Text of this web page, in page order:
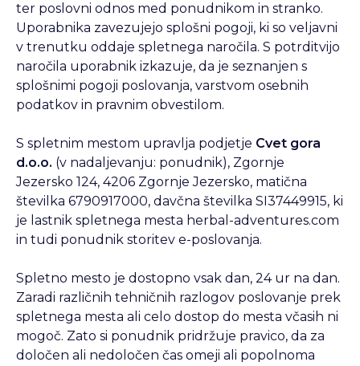
ter poslovni odnos med ponudnikom in stranko.
Uporabnika zavezujejo splošni pogoji, ki so veljavni
v trenutku oddaje spletnega naročila. S potrditvijo
naročila uporabnik izkazuje, da je seznanjen s
splošnimi pogoji poslovanja, varstvom osebnih
podatkov in pravnim obvestilom.
S spletnim mestom upravlja podjetje Cvet gora
d.o.o. (v nadaljevanju: ponudnik), Zgornje
Jezersko 124, 4206 Zgornje Jezersko, matična
številka 6790917000, davčna številka SI37449915, ki
je lastnik spletnega mesta herbal-adventures.com
in tudi ponudnik storitev e-poslovanja.
Spletno mesto je dostopno vsak dan, 24 ur na dan.
Zaradi različnih tehničnih razlogov poslovanje prek
spletnega mesta ali celo dostop do mesta včasih ni
mogoč. Zato si ponudnik pridržuje pravico, da za
določen ali nedoločen čas omeji ali popolnoma